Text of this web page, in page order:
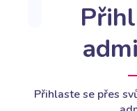
Přihlaste se přes